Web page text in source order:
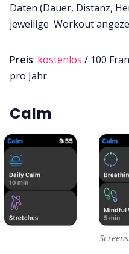
Daten (Dauer, Distanz,
jeweilige Workout
Preis: kostenlos / 100
pro Jahr
Calm